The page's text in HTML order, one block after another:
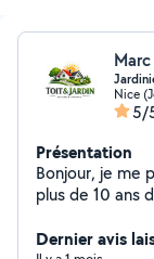
Nice
5/
Présentation
Bonjour, je me
plus de 10 ans
minutieux. La
Dernier avis